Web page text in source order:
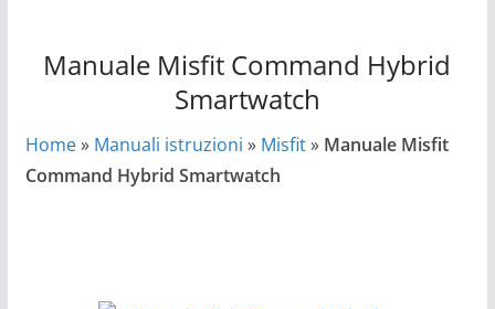
Manuale Misfit Command Hybrid
Smartwatch
Home» Manuali istruzioni » Misfit» Manuale Misfit
Command Hybrid Smartwatch